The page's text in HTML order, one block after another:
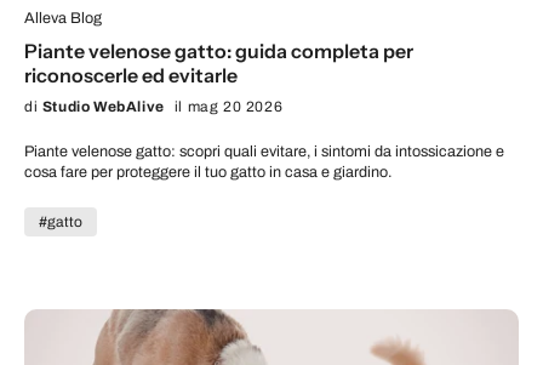
Alleva Blog
Piante velenose gatto: guida completa per
riconoscerle ed evitarle
di Studio WebAlive il mag 20 2026
Piante velenose gatto: scopri quali evitare, i sintomi da intossicazione e
cosa fare per proteggere il tuo gatto in casa e giardino.
#gatto